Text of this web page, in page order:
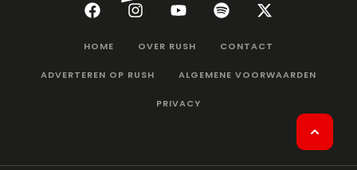
HOME OVER RUSH CONTACT
ADVERTEREN OP RUSH ALGEMENE VOORWAARDEN
PRIVACY